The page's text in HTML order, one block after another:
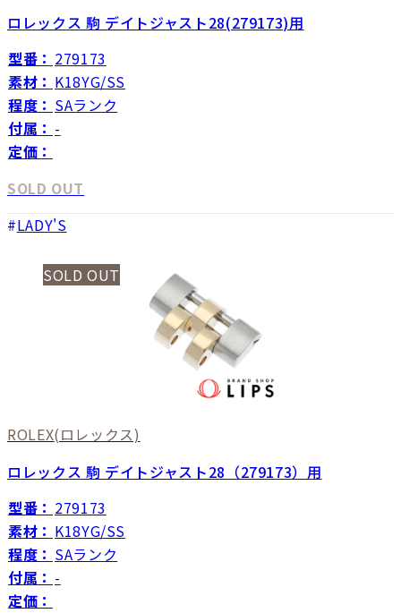
ロレックス 駒 デイトジャスト28(279173)用
型番： 279173
素材： K18YG/SS
程度： SAランク
付属： -
定価：
SOLD OUT
LADY'S
SOLD OUT
ROLEX(ロレックス)
ロレックス 駒 デイトジャスト28（279173）用
型番： 279173
素材： K18YG/SS
程度： SAランク
付属： -
定価：